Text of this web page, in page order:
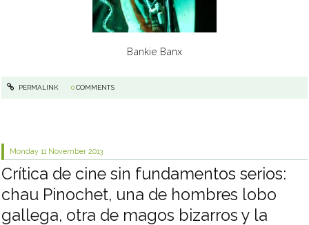
Bankie Banx
PERMALINK 0COMMENTS
Monday 11 November 2013
Crítica de cine sin fundamentos serios:
chau Pinochet, una de hombres lobo
gallega, otra de magos bizarros y la